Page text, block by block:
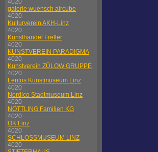
4020
galerie wuensch aircube
4020
Kulturverein AKH-Linz
4020
Kunsthandel Freller
4020
KUNSTVEREIN PARADIGMA
4020
Kunstverein ZÜLOW GRUPPE
4020
Lentos Kunstmuseum Linz
4020
Nordico Stadtmuseum Linz
4020
NÖTTLING Familien KG
4020
OK Linz
4020
SCHLOSSMUSEUM LINZ
4020